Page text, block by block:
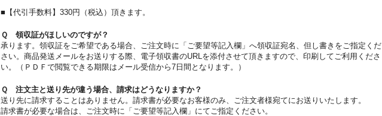
■【代引手数料】330円（税込）頂きます。
Ｑ 領収証がほしいのですが？
承ります。領収証をご希望である場合、ご注文時に「ご要望等記入欄」へ領収証宛名、但し書きをご指定くだ
さい。商品発送メールをお送りする際、電子領収書のURLを添付させて頂きますので、印刷してご利用くださ
い。（ＰＤＦで閲覧できる期限はメール受信から7日間となります。）
Ｑ 注文主と送り先が違う場合、請求はどうなりますか？
送り先に請求することはありません。請求書が必要なお客様のみ、ご注文者様宛てにお送りいたします。
請求書が必要な場合は、ご注文時に「ご要望等記入欄」にてご指定ください。